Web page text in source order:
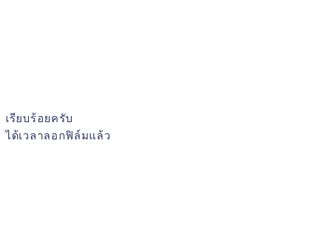
เรียบร้อยครับ
ได้เวลาลอกฟิล์มแล้ว